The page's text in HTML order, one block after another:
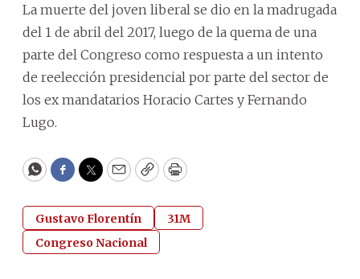
La muerte del joven liberal se dio en la madrugada
del 1 de abril del 2017, luego de la quema de una
parte del Congreso como respuesta a un intento
de reelección presidencial por parte del sector de
los ex mandatarios Horacio Cartes y Fernando
Lugo.
WhatsApp
Facebook
Twitter
EmailCopyPrint
Gustavo Florentín
31M
Congreso Nacional